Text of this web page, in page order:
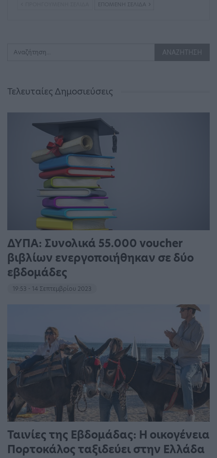
ΕΠΌΜΕΝΗ ΣΕΛΊΔΑ
Τελευταίες Δημοσιεύσεις
ΔΥΠΑ: Συνολικά 55.000 voucher
βιβλίων ενεργοποιήθηκαν σε δύο
εβδομάδες
19:53 - 14 Σεπτεμβρίου 2023
Ταινίες της Εβδομάδας: Η οικογένεια
Πορτοκάλος ταξιδεύει στην Ελλάδα